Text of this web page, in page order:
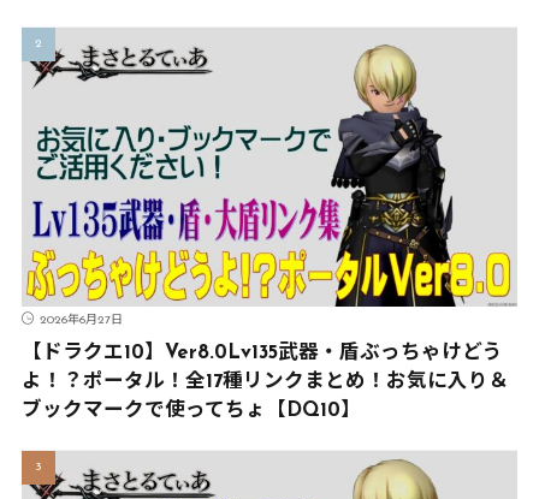
2026年6月27日
【ドラクエ10】Ver8.0Lv135武器・盾ぶっちゃけどう
よ！？ポータル！全17種リンクまとめ！お気に入り＆
ブックマークで使ってちょ【DQ10】